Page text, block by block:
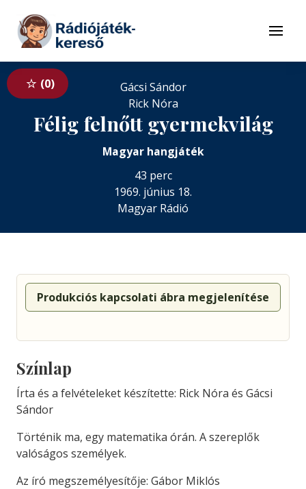
Tovább a tartalomhoz
Menü
0
Gácsi Sándor
Rick Nóra
Félig felnőtt gyermekvilág
Magyar hangjáték
43 perc
1969. június 18.
Magyar Rádió
Produkciós kapcsolati ábra megjelenítése
Színlap
Írta és a felvételeket készítette: Rick Nóra és Gácsi
Sándor
Történik ma, egy matematika órán. A szereplők
valóságos személyek.
Az író megszemélyesítője: Gábor Miklós